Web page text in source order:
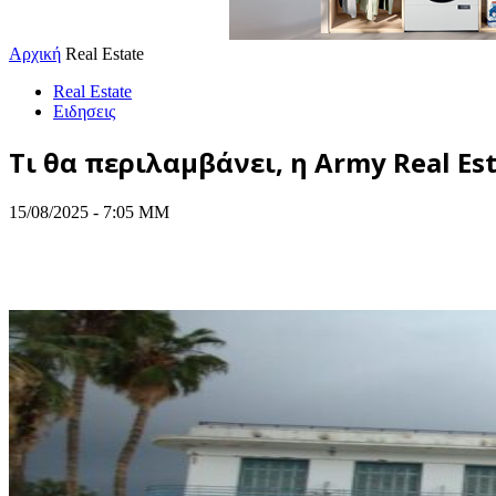
Αρχική Real Estate
Real Estate
Ειδησεις
Τι θα περιλαμβάνει, η Army Real
15/08/2025 - 7:05 ΜΜ